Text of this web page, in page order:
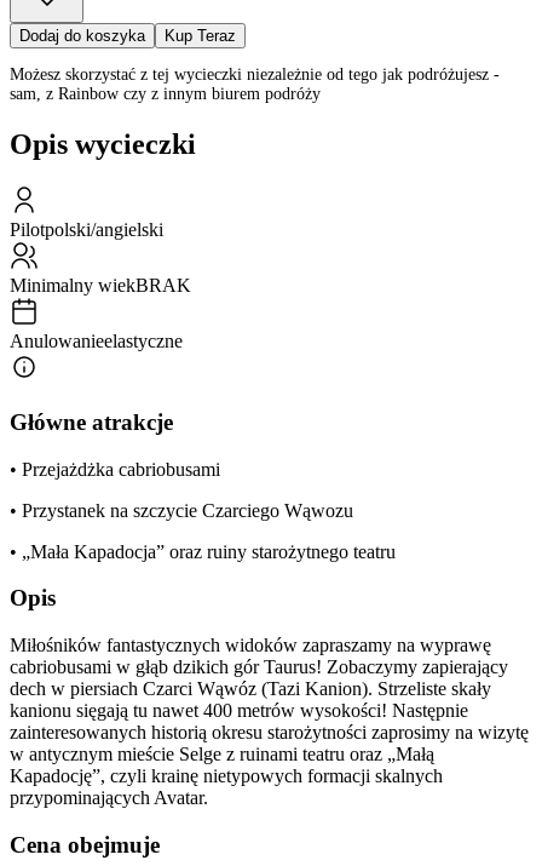
Dodaj do koszyka Kup Teraz
Możesz skorzystać z tej wycieczki niezależnie od tego jak podróżujesz -
sam, z Rainbow czy z innym biurem podróży
Opis wycieczki
Pilotpolski/angielski
Minimalny wiekBRAK
Anulowanieelastyczne
Główne atrakcje
• Przejażdżka cabriobusami
• Przystanek na szczycie Czarciego Wąwozu
• „Mała Kapadocja” oraz ruiny starożytnego teatru
Opis
Miłośników fantastycznych widoków zapraszamy na wyprawę
cabriobusami w głąb dzikich gór Taurus! Zobaczymy zapierający
dech w piersiach Czarci Wąwóz (Tazi Kanion). Strzeliste skały
kanionu sięgają tu nawet 400 metrów wysokości! Następnie
zainteresowanych historią okresu starożytności zaprosimy na wizytę
w antycznym mieście Selge z ruinami teatru oraz „Małą
Kapadocję”, czyli krainę nietypowych formacji skalnych
przypominających Avatar.
Cena obejmuje